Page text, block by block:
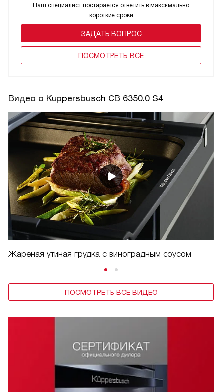
Наш специалист постарается ответить в максимально
короткие сроки
ЗАДАТЬ ВОПРОС
ПОCМОТРЕТЬ ВСЕ
Видео о Kuppersbusch CB 6350.0 S4
Жареная утиная грудка с виноградным соусом
ПОСМОТРЕТЬ ВСЕ ВИДЕО